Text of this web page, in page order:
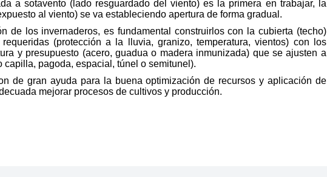
a sotavento (lado resguardado del viento) es la primera en trabajar, la
al viento) se va estableciendo apertura de forma gradual.
de los invernaderos, es fundamental construirlos con la cubierta (techo)
(protección a la lluvia, granizo, temperatura, vientos) con los
y presupuesto (acero, guadua o madera inmunizada) que se ajusten a
pagoda, espacial, túnel o semitunel).
de gran ayuda para la buena optimización de recursos y aplicación de
mejorar procesos de cultivos y producción.